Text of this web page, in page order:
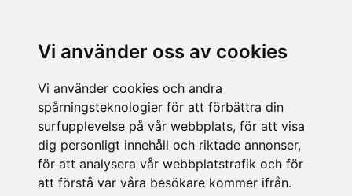
Vi använder oss av cookies
Vi använder cookies och andra
spårningsteknologier för att förbättra din
surfupplevelse på vår webbplats, för att visa
dig personligt innehåll och riktade annonser,
för att analysera vår webbplatstrafik och för
att förstå var våra besökare kommer ifrån.